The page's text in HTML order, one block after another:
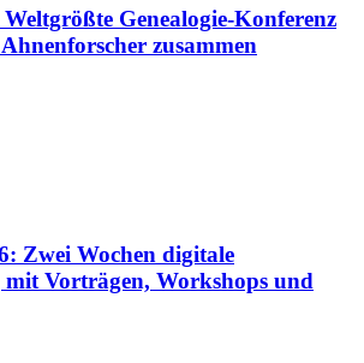
Genealogie-Konferenz
zusammen
Zwei Wochen digitale
Vorträgen, Workshops und